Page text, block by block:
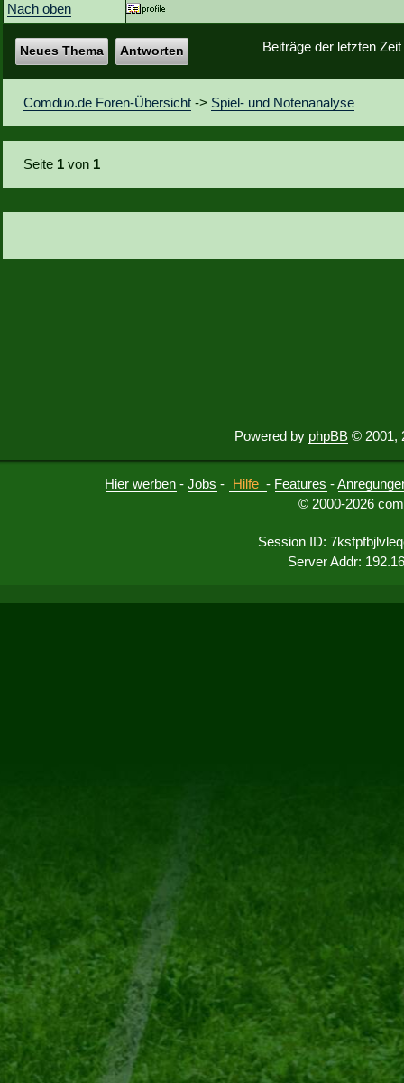
Nach oben
Beiträge der letzten
Neues Thema Antworten
Comduo.de Foren-Übersicht -> Spiel- und Notenanalyse
Seite 1 von 1
Powered by phpBB © 2001,
Hier werben -Jobs - Hilfe - Features -
© 2000-2026
Session ID:
Server Addr: